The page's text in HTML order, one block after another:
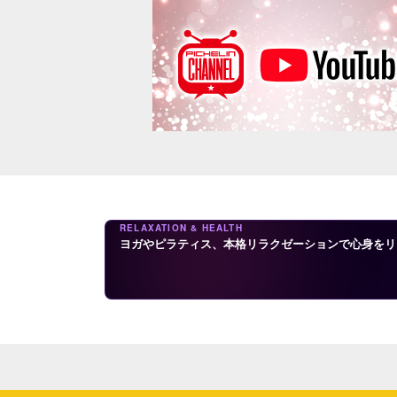
RELAXATION & HEALTH
ヨガやピラティス、本格リラクゼーションで心身を